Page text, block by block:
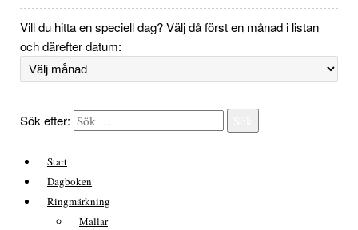
Vill du hitta en speciell dag? Välj då först en månad i listan
och därefter datum:
Sök efter:
Start
Dagboken
Ringmärkning
Mallar